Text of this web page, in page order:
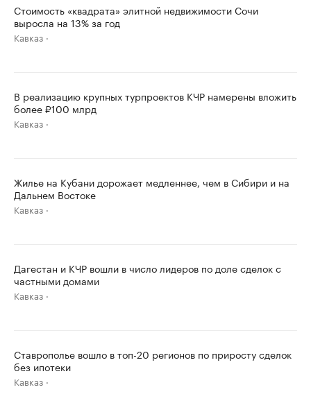
Стоимость «квадрата» элитной недвижимости Сочи
выросла на 13% за год
Кавказ
В реализацию крупных турпроектов КЧР намерены вложить
более ₽100 млрд
Кавказ
Жилье на Кубани дорожает медленнее, чем в Сибири и на
Дальнем Востоке
Кавказ
Дагестан и КЧР вошли в число лидеров по доле сделок с
частными домами
Кавказ
Ставрополье вошло в топ-20 регионов по приросту сделок
без ипотеки
Кавказ